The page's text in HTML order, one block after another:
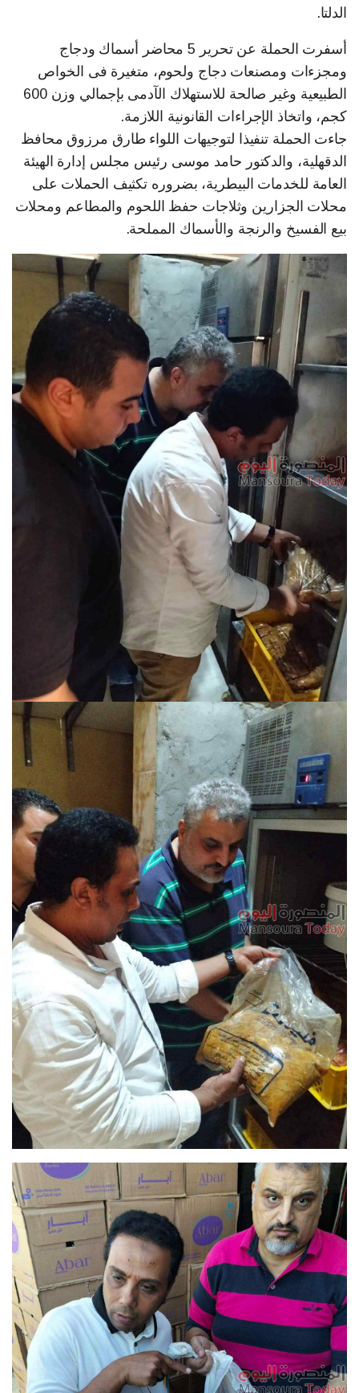
الدلتا.
أسفرت الحملة عن تحرير 5 محاضر أسماك ودجاج
ومجزءات ومصنعات دجاج ولحوم، متغيرة فى الخواص
الطبيعية وغير صالحة للاستهلاك الآدمى بإجمالي وزن 600
كجم، واتخاذ الإجراءات القانونية اللازمة.
جاءت الحملة تنفيذا لتوجيهات اللواء طارق مرزوق محافظ
الدقهلية، والدكتور حامد موسى رئيس مجلس إدارة الهيئة
العامة للخدمات البيطرية، بضروره تكثيف الحملات على
محلات الجزارين وثلاجات حفظ اللحوم والمطاعم ومحلات
بيع الفسيخ والرنجة والأسماك المملحة.